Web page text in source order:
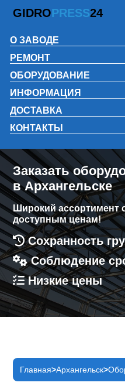
GIDROPRESS24
О ЗАВОДЕ
РЕМОНТ
ОБОРУДОВАНИЕ
ИНФОРМАЦИЯ
ДОСТАВКА
КОНТАКТЫ
Заказать
в Архангельске
Широкий ассортимент
доступным ценам!
Сохранность
Соблюдение
Низкие цены
Главная Архангельск